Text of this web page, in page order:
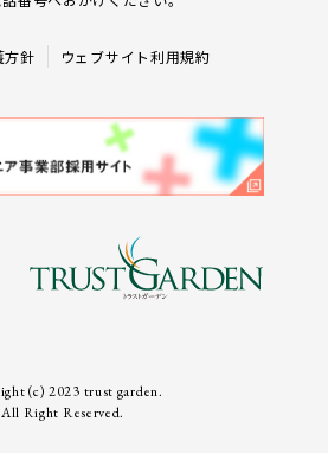
方針 ウェブサイト利用規約
(c) 2023 trust garden.
All Right Reserved.